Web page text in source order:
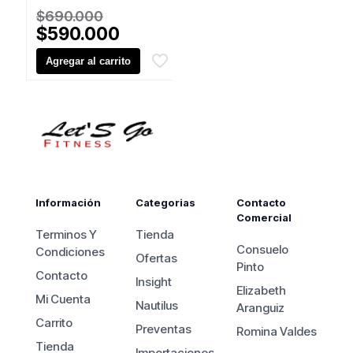
$690.000
precio
original
era:
$590.000
precio
actual
Agregar al carrito
Información
Terminos Y
Condiciones
Contacto
Mi Cuenta
Carrito
Tienda
Categorias
Tienda
Ofertas
Insight
Nautilus
Preventas
Contacto
Comercial
Consuelo
Pinto
Elizabeth
Aranguiz
Romina Valdes